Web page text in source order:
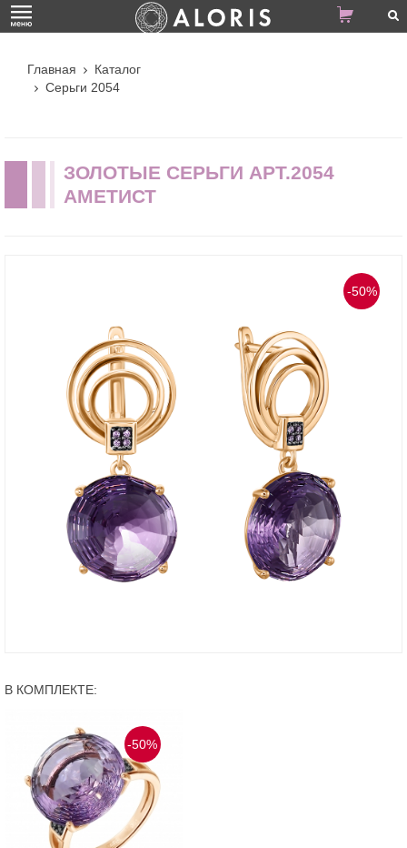
Главная
Каталог
Серьги 2054
ЗОЛОТЫЕ СЕРЬГИ АРТ.2054
АМЕТИСТ
-50%
В КОМПЛЕКТЕ:
-50%